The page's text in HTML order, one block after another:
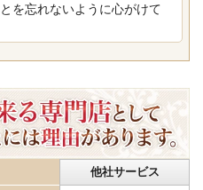
を忘れないように心がけて
他社サービス